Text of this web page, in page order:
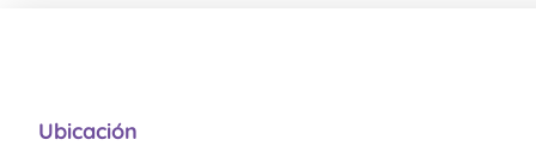
Ubicación